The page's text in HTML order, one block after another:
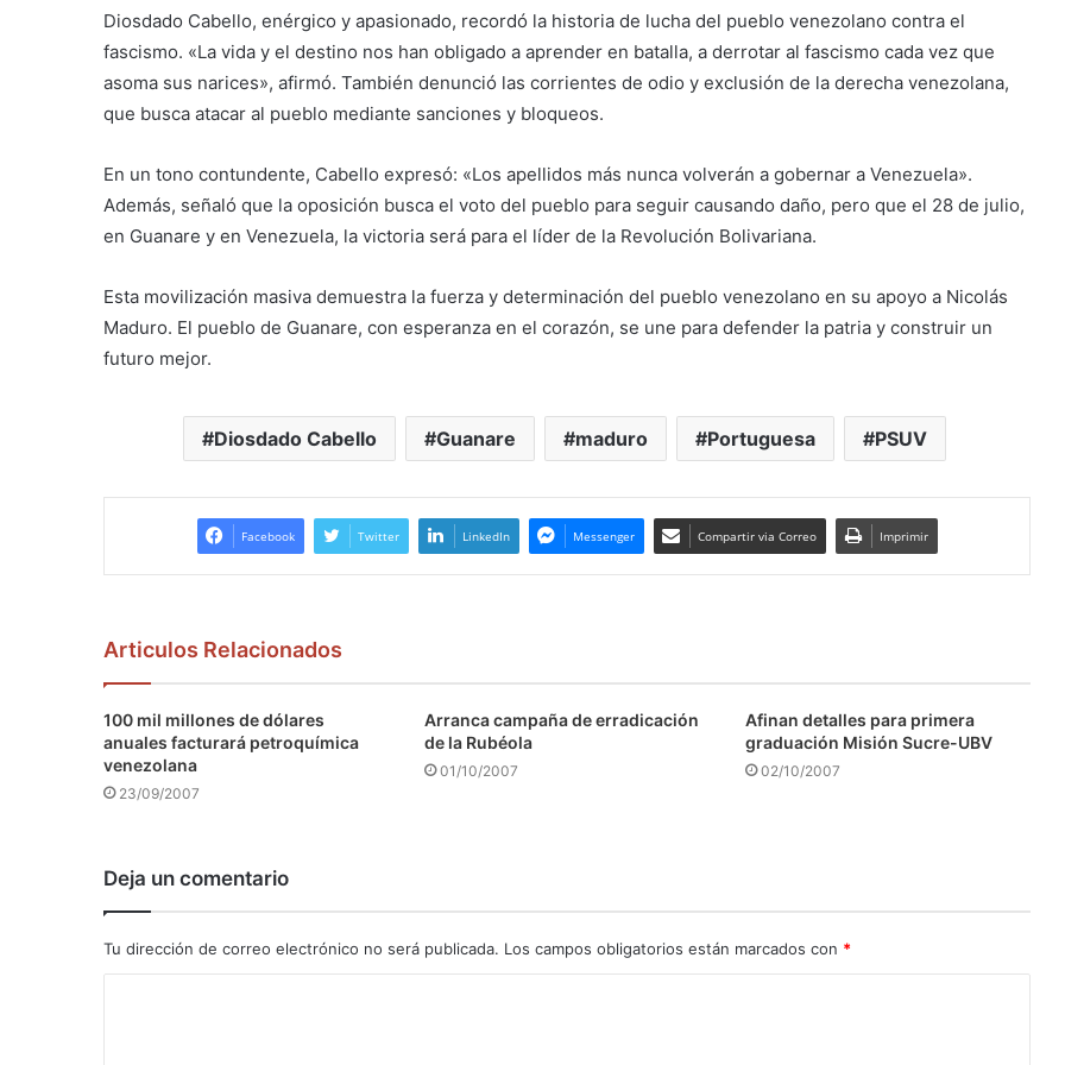
Diosdado Cabello, enérgico y apasionado, recordó la historia de lucha del pueblo venezolano contra el
fascismo. «La vida y el destino nos han obligado a aprender en batalla, a derrotar al fascismo cada vez que
asoma sus narices», afirmó. También denunció las corrientes de odio y exclusión de la derecha venezolana,
que busca atacar al pueblo mediante sanciones y bloqueos.
En un tono contundente, Cabello expresó: «Los apellidos más nunca volverán a gobernar a Venezuela».
Además, señaló que la oposición busca el voto del pueblo para seguir causando daño, pero que el 28 de julio,
en Guanare y en Venezuela, la victoria será para el líder de la Revolución Bolivariana.
Esta movilización masiva demuestra la fuerza y determinación del pueblo venezolano en su apoyo a Nicolás
Maduro. El pueblo de Guanare, con esperanza en el corazón, se une para defender la patria y construir un
futuro mejor.
Diosdado Cabello Guanare maduro Portuguesa PSUV
Facebook Twitter LinkedIn Messenger Compartir via Correo Imprimir
Articulos Relacionados
100 mil millones de dólares
anuales facturará petroquímica
venezolana
23/09/2007
Arranca campaña de erradicación
de la Rubéola
01/10/2007
Afinan detalles para primera
graduación Misión Sucre-UBV
02/10/2007
Deja un comentario
Tu dirección de correo electrónico no será publicada. Los campos obligatorios están marcados con *